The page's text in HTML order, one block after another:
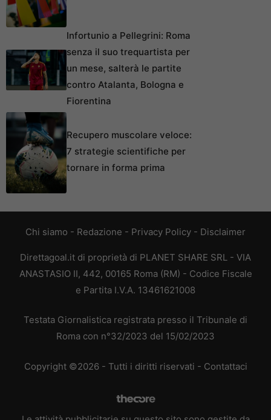
Infortunio a Pellegrini: Roma
senza il suo trequartista per
un mese, salterà le partite
contro Atalanta, Bologna e
Fiorentina
Recupero muscolare veloce:
7 strategie scientifiche per
tornare in forma prima
Chi siamo - Redazione - Privacy Policy - Disclaimer
Direttagoal.it di proprietà di PLANET SHARE SRL - VIA
ANASTASIO II, 442, 00165 Roma (RM) - Codice Fiscale
e Partita I.V.A. 13461621008
Testata Giornalistica registrata presso il Tribunale di
Roma con n°32/2023 del 15/02/2023
Copyright ©2026 - Tutti i diritti riservati - Contattaci